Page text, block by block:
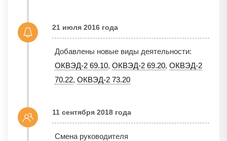
21 июля 2016 года
Добавлены новые виды деятельности:
ОКВЭД-2 69.10, ОКВЭД-2 69.20, ОКВЭД-2
70.22, ОКВЭД-2 73.20
11 сентября 2018 года
Смена руководителя